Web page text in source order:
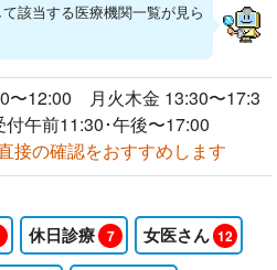
該当する医療機関一覧が見ら
〜12:00 月火木金 13:30〜17:3
午前11:30･午後〜17:00
接の確認をおすすめします
休日診療 7 女医さん 12